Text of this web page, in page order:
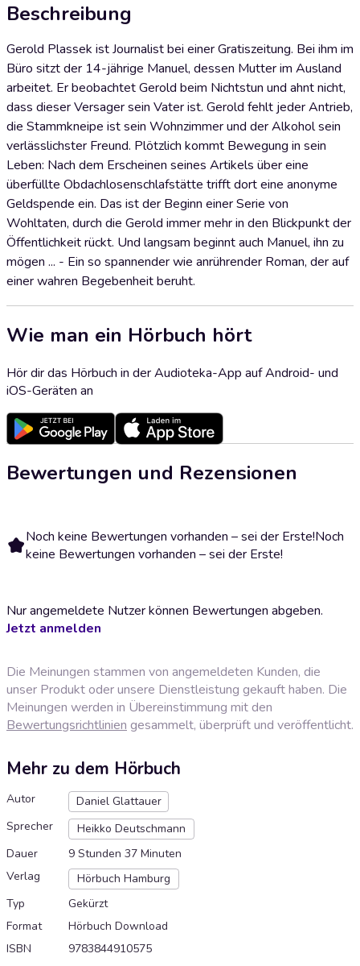
Beschreibung
Gerold Plassek ist Journalist bei einer Gratiszeitung. Bei ihm im
Büro sitzt der 14-jährige Manuel, dessen Mutter im Ausland
arbeitet. Er beobachtet Gerold beim Nichtstun und ahnt nicht,
dass dieser Versager sein Vater ist. Gerold fehlt jeder Antrieb,
die Stammkneipe ist sein Wohnzimmer und der Alkohol sein
verlässlichster Freund. Plötzlich kommt Bewegung in sein
Leben: Nach dem Erscheinen seines Artikels über eine
überfüllte Obdachlosenschlafstätte trifft dort eine anonyme
Geldspende ein. Das ist der Beginn einer Serie von
Wohltaten, durch die Gerold immer mehr in den Blickpunkt der
Öffentlichkeit rückt. Und langsam beginnt auch Manuel, ihn zu
mögen ... - Ein so spannender wie anrührender Roman, der auf
einer wahren Begebenheit beruht.
Wie man ein Hörbuch hört
Hör dir das Hörbuch in der Audioteka-App auf Android- und
iOS-Geräten an
Bewertungen und Rezensionen
Noch keine Bewertungen vorhanden – sei der Erste!Noch
keine Bewertungen vorhanden – sei der Erste!
Nur angemeldete Nutzer können Bewertungen abgeben.
Jetzt anmelden
Die Meinungen stammen von angemeldeten Kunden, die
unser Produkt oder unsere Dienstleistung gekauft haben. Die
Meinungen werden in Übereinstimmung mit den
Bewertungsrichtlinien gesammelt, überprüft und veröffentlicht.
Mehr zu dem Hörbuch
Autor
Daniel Glattauer
Sprecher
Heikko Deutschmann
Dauer
9 Stunden 37 Minuten
Verlag
Hörbuch Hamburg
Typ
Gekürzt
Format
Hörbuch Download
ISBN
9783844910575